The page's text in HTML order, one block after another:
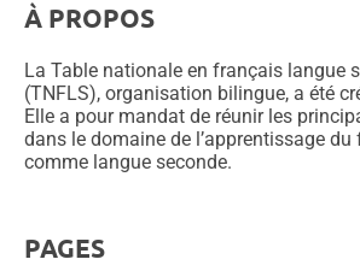
À PROPOS
La Table nationale en français langue
(TNFLS), organisation bilingue, a été
Elle a pour mandat de réunir les
dans le domaine de l’apprentissage
comme langue seconde.
PAGES